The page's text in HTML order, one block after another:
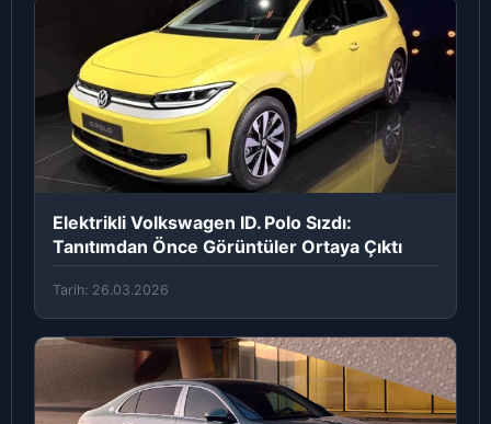
Elektrikli Volkswagen ID. Polo Sızdı:
Tanıtımdan Önce Görüntüler Ortaya Çıktı
Tarih: 26.03.2026